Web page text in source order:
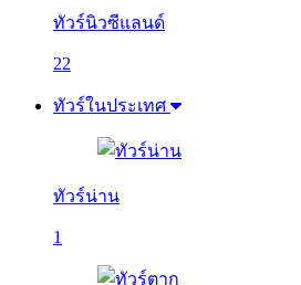
ทัวร์นิวซีแลนด์
22
ทัวร์ในประเทศ
ทัวร์น่าน
1